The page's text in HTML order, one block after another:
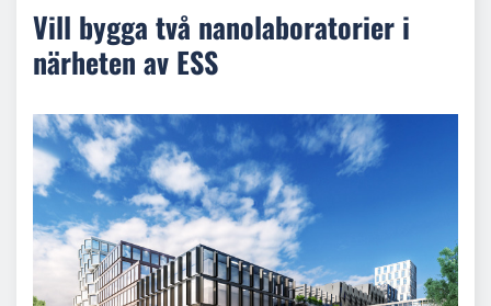
Vill bygga två nanolaboratorier i
närheten av ESS